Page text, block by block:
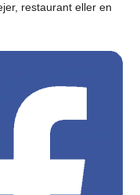
restaurant eller en